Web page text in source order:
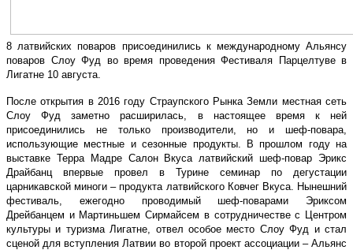
8 латвийских поваров присоединились к международному Альянсу
поваров Слоу Фуд во время проведения Фестиваля Парцелтуве в
Лигатне 10 августа.
После открытия в 2016 году Страупского Рынка Земли местная сеть
Слоу Фуд заметно расширилась, в настоящее время к ней
присоединились не только производители, но и шеф-повара,
использующие местные и сезонные продукты. В прошлом году на
выставке Терра Мадре Салон Вкуса латвийский шеф-повар Эрикс
Драйбанц впервые провел в Турине семинар по дегустации
царникавской миноги – продукта латвийского Ковчег Вкуса. Нынешний
фестиваль, ежегодно проводимый шеф-поварами Эриксом
Дрейбанцем и Мартиньшем Сирмайсем в сотрудничестве с Центром
культуры и туризма Лигатне, отвел особое место Слоу Фуд и стал
сценой для вступления Латвии во второй проект ассоциации – Альянс